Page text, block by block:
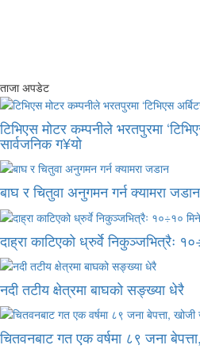
ताजा अपडेट
टिभिएस मोटर कम्पनीले भरतपुरमा
सार्वजनिक ग¥यो
बाघ र चितुवा अनुगमन गर्न क्यामरा जडान
दाह्रा काटिएको ध्रुर्वे निकुञ्जभित्रैः
नदी तटीय क्षेत्रमा बाघको सङ्ख्या धेरै
चितवनबाट गत एक वर्षमा ८९ जना